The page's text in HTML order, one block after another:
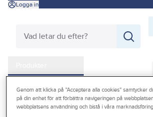
Logga in
Outlet
Gelia Produkter Gelia VVS
Packning och
Tätning
Genom att klicka på "Acceptera alla cookies" samtycker
på din enhet för att förbättra navigeringen på
webbplatsens användning och bistå i våra